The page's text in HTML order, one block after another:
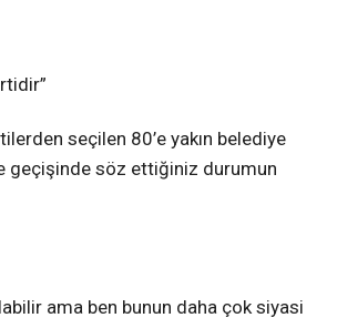
seçilen 80’e yakın belediye
geçişinde söz ettiğiniz durumun
ama ben bunun daha çok siyasi